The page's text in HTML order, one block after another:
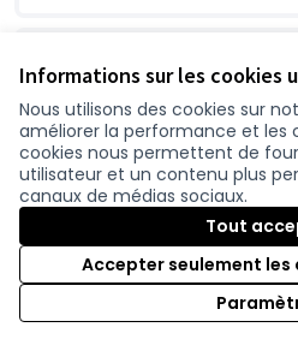
Informations sur les cookies
Nous utilisons des cookies sur
améliorer la performance et les
cookies nous permettent de
utilisateur et un contenu plus
canaux de médias sociaux.
Tout
Accepter seulement les
Continuer les projets de
contraire à l’érosion de
l’urgence climatique